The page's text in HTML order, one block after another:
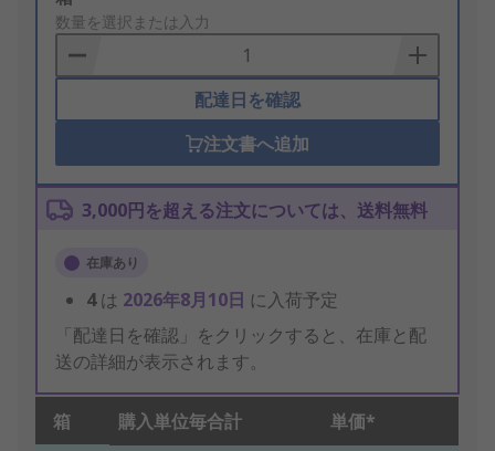
to
Basket
数量を選択または入力
配達日を確認
注文書へ追加
3,000円を超える注文については、送料無料
在庫あり
4は 2026年8月10日 に入荷予定
「配達日を確認」をクリックすると、在庫と配
送の詳細が表示されます。
箱 購入単位毎合計 単価*